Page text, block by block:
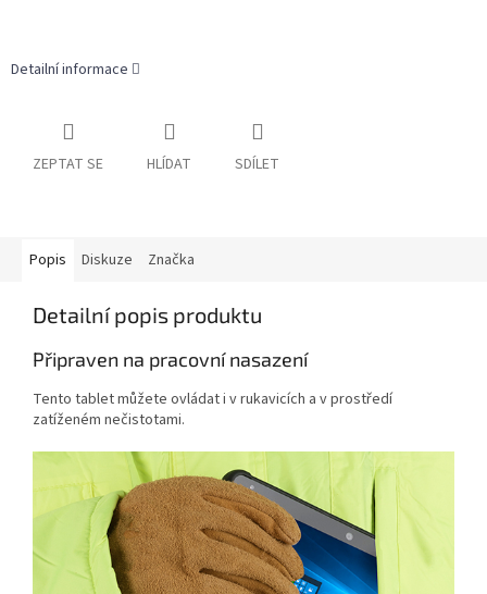
Detailní informace
ZEPTAT SE HLÍDAT SDÍLET
Popis Diskuze Značka
Detailní popis produktu
Připraven na pracovní nasazení
Tento tablet můžete ovládat i v rukavicích a v prostředí
zatíženém nečistotami.